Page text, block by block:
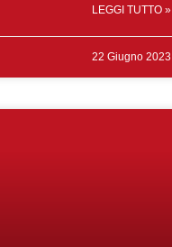
LEGGI TUTTO »
22 Giugno 2023